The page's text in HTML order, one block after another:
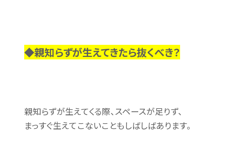
◆親知らずが生えてきたら抜くべき？
親知らずが生えてくる際、スペースが足りず、
まっすぐ生えてこないこともしばしばあります。